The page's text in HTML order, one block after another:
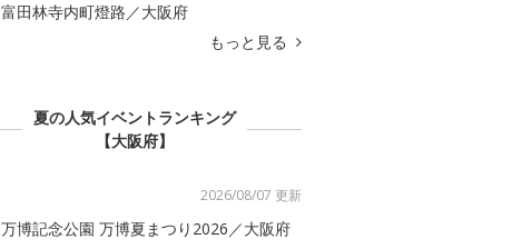
富田林寺内町燈路／大阪府
もっと見る
夏の人気イベントランキング
【大阪府】
2026/08/07 更新
万博記念公園 万博夏まつり2026／大阪府